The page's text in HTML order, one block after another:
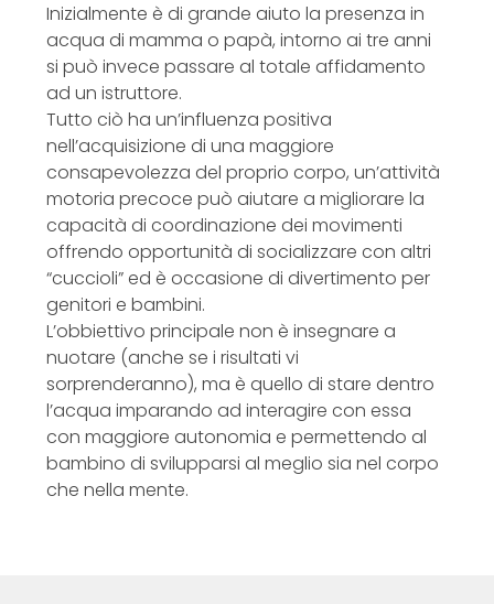
Inizialmente è di grande aiuto la presenza in
acqua di mamma o papà, intorno ai tre anni
si può invece passare al totale affidamento
ad un istruttore.
Tutto ciò ha un’influenza positiva
nell’acquisizione di una maggiore
consapevolezza del proprio corpo, un’attività
motoria precoce può aiutare a migliorare la
capacità di coordinazione dei movimenti
offrendo opportunità di socializzare con altri
“cuccioli” ed è occasione di divertimento per
genitori e bambini.
L’obbiettivo principale non è insegnare a
nuotare (anche se i risultati vi
sorprenderanno), ma è quello di stare dentro
l’acqua imparando ad interagire con essa
con maggiore autonomia e permettendo al
bambino di svilupparsi al meglio sia nel corpo
che nella mente.